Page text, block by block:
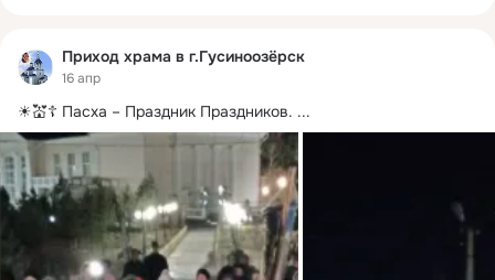
Приход храма в г.Гусиноозёрск
16 апр
☀💒☦ Пасха – Праздник Праздников. ...